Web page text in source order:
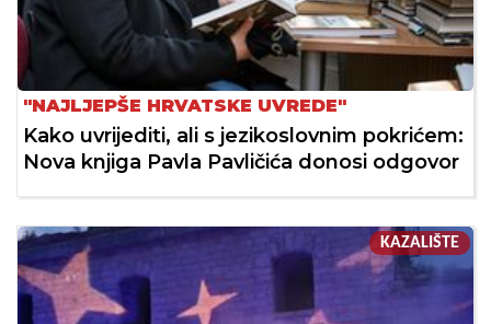
"NAJLJEPŠE HRVATSKE UVREDE"
Kako uvrijediti, ali s jezikoslovnim pokrićem:
Nova knjiga Pavla Pavličića donosi odgovor
KAZALIŠTE